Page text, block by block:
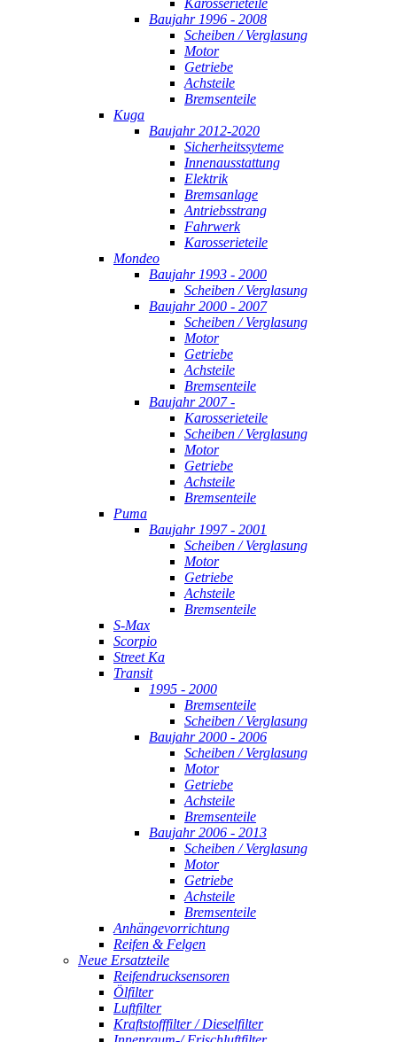
Karosserieteile
Baujahr 1996 - 2008
Scheiben / Verglasung
Motor
Getriebe
Achsteile
Bremsenteile
Kuga
Baujahr 2012-2020
Sicherheitssyteme
Innenausstattung
Elektrik
Bremsanlage
Antriebsstrang
Fahrwerk
Karosserieteile
Mondeo
Baujahr 1993 - 2000
Scheiben / Verglasung
Baujahr 2000 - 2007
Scheiben / Verglasung
Motor
Getriebe
Achsteile
Bremsenteile
Baujahr 2007 -
Karosserieteile
Scheiben / Verglasung
Motor
Getriebe
Achsteile
Bremsenteile
Puma
Baujahr 1997 - 2001
Scheiben / Verglasung
Motor
Getriebe
Achsteile
Bremsenteile
S-Max
Scorpio
Street Ka
Transit
1995 - 2000
Bremsenteile
Scheiben / Verglasung
Baujahr 2000 - 2006
Scheiben / Verglasung
Motor
Getriebe
Achsteile
Bremsenteile
Baujahr 2006 - 2013
Scheiben / Verglasung
Motor
Getriebe
Achsteile
Bremsenteile
Anhängevorrichtung
Reifen & Felgen
Neue Ersatzteile
Reifendrucksensoren
Ölfilter
Luftfilter
Kraftstofffilter / Dieselfilter